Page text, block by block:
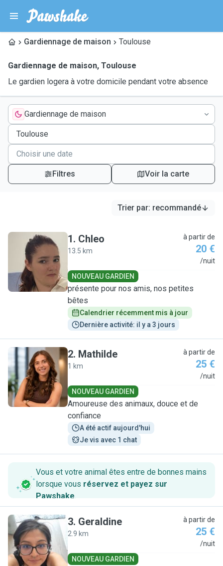
Gardiennage de maison Toulouse
Gardiennage de maison, Toulouse
Le gardien logera à votre domicile pendant votre absence
Gardiennage de maison
Filtres Voir la carte
Trier par: recommandé
C
1. Chleo
13.5 km
à partir de
20 €
/nuit
NOUVEAU GARDIEN
présente pour nos amis, nos petites
bêtes
Calendrier récemment mis à jour
Dernière activité: il y a 3 jours
M
2. Mathilde
1 km
à partir de
25 €
/nuit
NOUVEAU GARDIEN
Amoureuse des animaux, douce et de
confiance
A été actif aujourd'hui
Je vis avec 1 chat
Vous et votre animal êtes entre de bonnes mains
lorsque vous réservez et payez sur
Pawshake.
G
3. Geraldine
2.9 km
à partir de
25 €
/nuit
NOUVEAU GARDIEN